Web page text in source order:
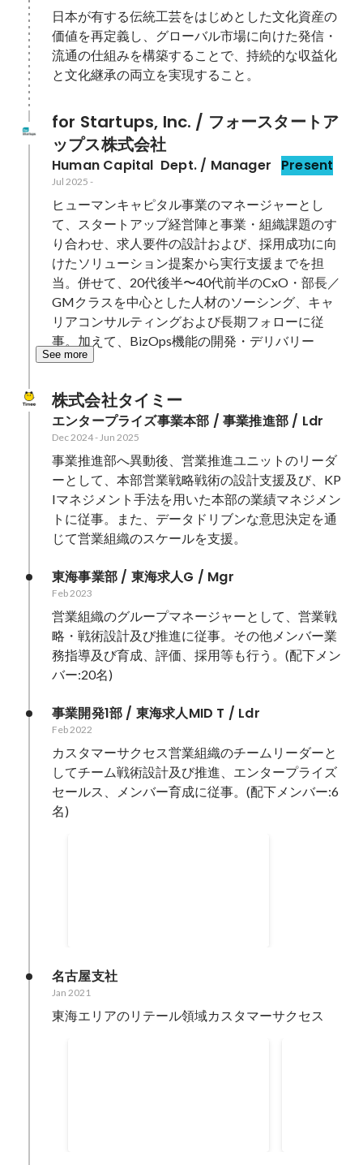
日本が有する伝統工芸をはじめとした文化資産の
価値を再定義し、グローバル市場に向けた発信・
流通の仕組みを構築することで、持続的な収益化
と文化継承の両立を実現すること。
for Startups, Inc. / フォースタートア
ップス株式会社
Human Capital  Dept. / Manager Present
Jul 2025 -
ヒューマンキャピタル事業のマネージャーとし
て、スタートアップ経営陣と事業・組織課題のす
り合わせ、求人要件の設計および、採用成功に向
けたソリューション提案から実行支援までを担
当。併せて、20代後半〜40代前半のCxO・部長／
GMクラスを中心とした人材のソーシング、キャ
リアコンサルティングおよび長期フォローに従
事。加えて、BizOps機能の開発・デリバリー
See more
株式会社タイミー
エンタープライズ事業本部 / 事業推進部 / Ldr
Dec 2024-Jun 2025
事業推進部へ異動後、営業推進ユニットのリーダ
ーとして、本部営業戦略戦術の設計支援及び、KP
Iマネジメント手法を用いた本部の業績マネジメン
トに従事。また、データドリブンな意思決定を通
じて営業組織のスケールを支援。
東海事業部 / 東海求人G / Mgr
Feb 2023
営業組織のグループマネージャーとして、営業戦
略・戦術設計及び推進に従事。その他メンバー業
務指導及び育成、評価、採用等も行う。(配下メン
バー:20名)
事業開発1部 / 東海求人MID T / Ldr
Feb 2022
カスタマーサクセス営業組織のチームリーダーと
してチーム戦術設計及び推進、エンタープライズ
セールス、メンバー育成に従事。(配下メンバー:6
名)
名古屋支社
Jan 2021
東海エリアのリテール領域カスタマーサクセス